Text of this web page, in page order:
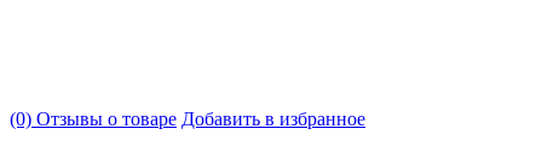
(0) Отзывы о товаре Добавить в избранное